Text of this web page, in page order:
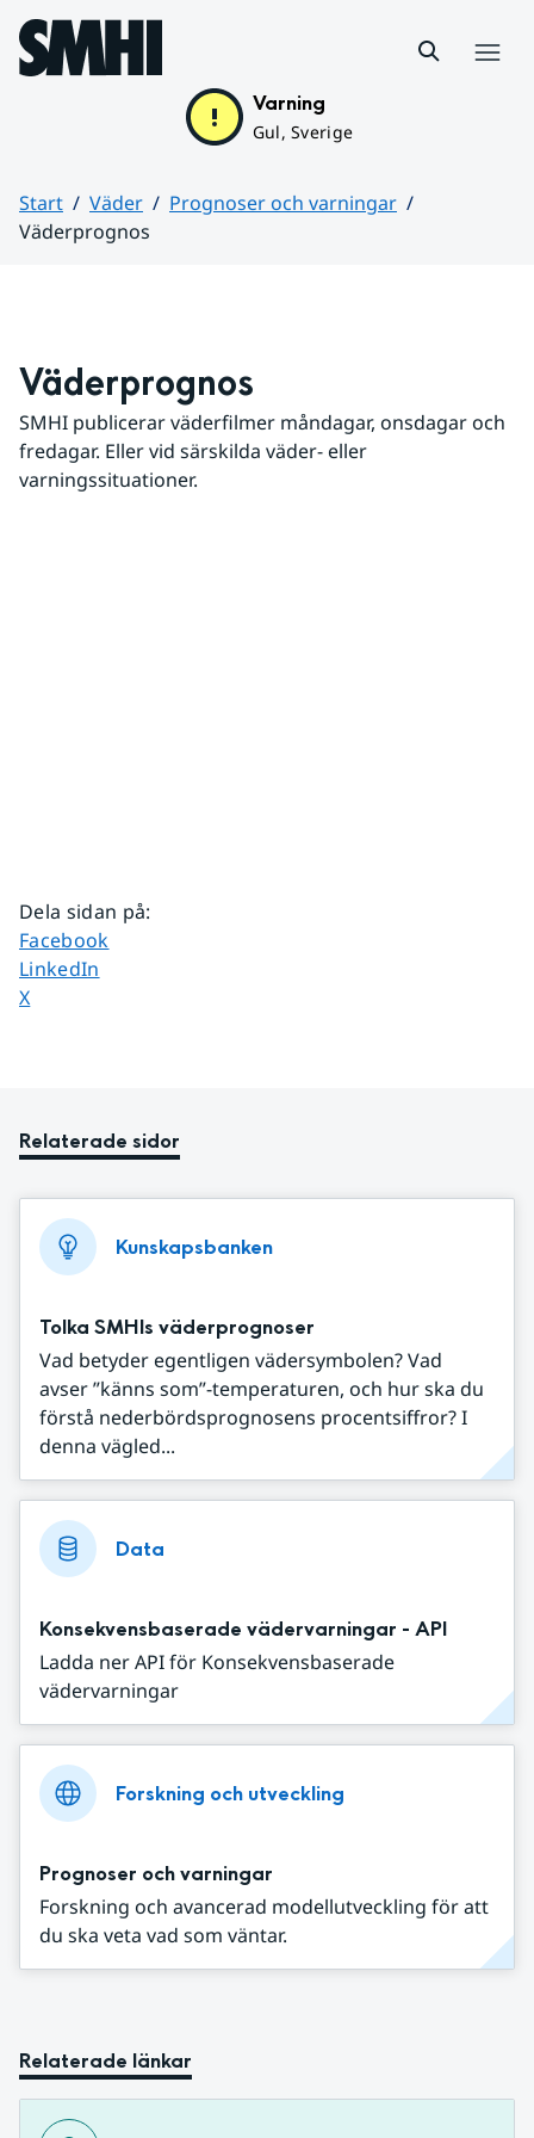
Hoppa till sidans innehåll
Varning
Gul, Sverige
Start Väder
Prognoser och varningar
Väderprognos
Väderprognos
SMHI publicerar väderfilmer måndagar, onsdagar och
fredagar. Eller vid särskilda väder- eller
varningssituationer.
Dela sidan på:
Dela sidan på
Facebook
Dela sidan på
LinkedIn
Dela sidan på
X
Relaterade sidor
Kunskapsbanken
Tolka SMHIs väderprognoser
Vad betyder egentligen vädersymbolen? Vad
avser ”känns som”-temperaturen, och hur ska du
förstå nederbördsprognosens procentsiffror? I
denna vägled...
Data
Konsekvensbaserade vädervarningar - API
Ladda ner API för Konsekvensbaserade
vädervarningar
Forskning och utveckling
Prognoser och varningar
Forskning och avancerad modellutveckling för att
du ska veta vad som väntar.
Relaterade länkar